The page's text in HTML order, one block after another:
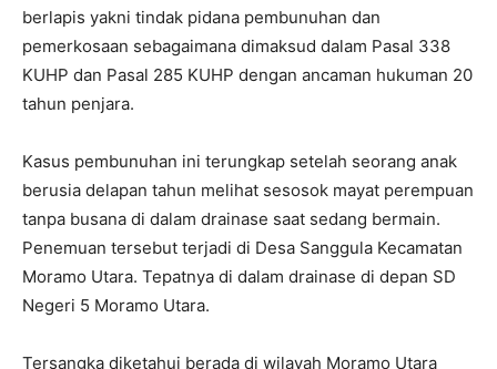
berlapis yakni tindak pidana pembunuhan dan
pemerkosaan sebagaimana dimaksud dalam Pasal 338
KUHP dan Pasal 285 KUHP dengan ancaman hukuman 20
tahun penjara.
Kasus pembunuhan ini terungkap setelah seorang anak
berusia delapan tahun melihat sesosok mayat perempuan
tanpa busana di dalam drainase saat sedang bermain.
Penemuan tersebut terjadi di Desa Sanggula Kecamatan
Moramo Utara. Tepatnya di dalam drainase di depan SD
Negeri 5 Moramo Utara.
Tersangka diketahui berada di wilayah Moramo Utara